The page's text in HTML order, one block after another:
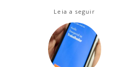
Leia a seguir